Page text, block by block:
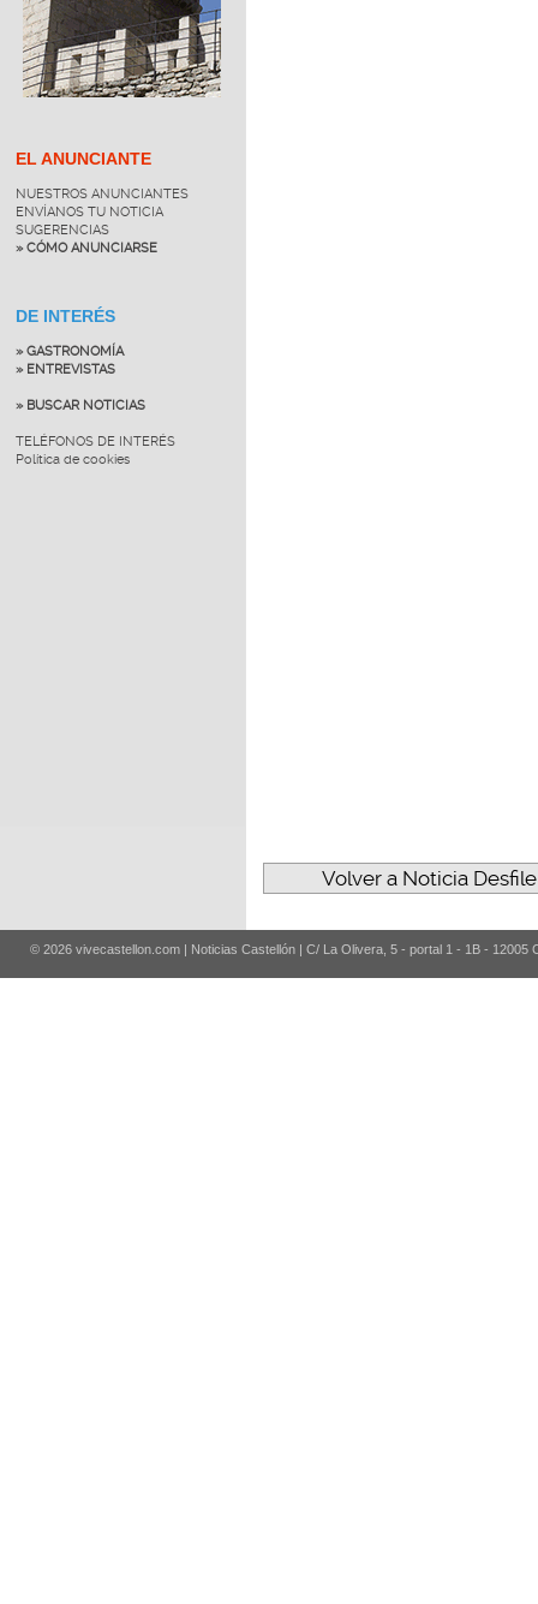
EL ANUNCIANTE
NUESTROS ANUNCIANTES
ENVÍANOS TU NOTICIA
SUGERENCIAS
» CÓMO ANUNCIARSE
DE INTERÉS
» GASTRONOMÍA
» ENTREVISTAS
» BUSCAR NOTICIAS
TELÉFONOS DE INTERÉS
Política de cookies
Volver a Noticia
© 2026 vivecastellon.com | Noticias Castellón | C/ La Olivera, 5 - portal 1 - 1B - 12005